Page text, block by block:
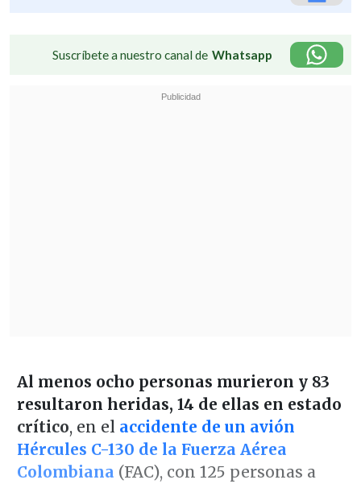
Suscríbete a nuestro canal de Whatsapp
Al menos ocho personas murieron y 83
resultaron heridas, 14 de ellas en estado
crítico, en el accidente de un avión
Hércules C-130 de la Fuerza Aérea
Colombiana (FAC), con 125 personas a